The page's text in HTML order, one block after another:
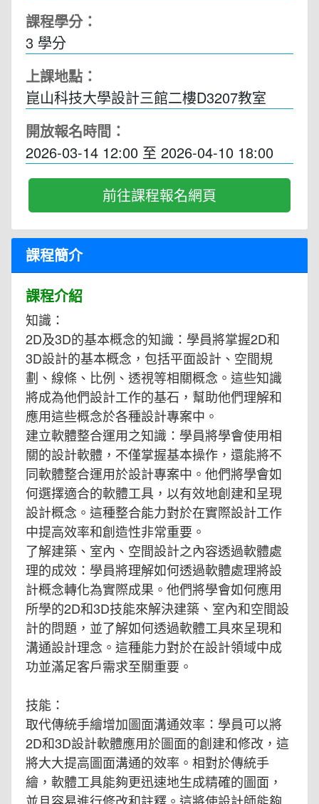
課程學分：
3 學分
上課地點：
崑山科技大學設計三館二樓D3207教室
開放報名時間：
2026-03-14 12:00 至 2026-04-10 18:00
前往課程報名網頁
課程簡介
課程介紹
知識：
2D及3D的基本概念的知識：學員將掌握2D和
3D設計的基本概念，包括平面設計、空間規
劃、線條、比例、透視等相關概念。這些知識
將成為他們設計工作的基石，幫助他們理解和
應用這些概念於各種設計專案中。
建立軟體整合運用之知識：學員將學會使用相
關的設計軟體，不僅掌握基本操作，還能將不
同軟體整合運用於設計專案中。他們將學會如
何選擇適合的軟體工具，以有效地創建和呈現
設計概念。這種整合能力對於在實際設計工作
中提高效率和創造性非常重要。
了解建築、室內、空間設計之內容透過軟體處
理的成效：學員將理解如何透過軟體處理將設
計概念轉化為實際成果。他們將學會如何應用
所學的2D和3D技能來解決建築、室內和空間設
計的問題，並了解如何透過軟體工具來呈現和
溝通設計理念。這種能力對於在設計領域中成
功並滿足客戶需求至關重要。
技能：
取代傳統手繪增加圖面溝通效率：學員可以將
2D和3D設計軟體應用於圖面的創建和修改，這
將大大提高圖面溝通的效率。相對於傳統手
繪，軟體工具能夠更迅速地生成精確的圖面，
並且容易進行修改和註釋。這將使設計師能夠